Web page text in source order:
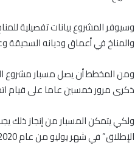
وسيوفر المشروع بيانات تفصيلية
والمناخ في أعماق وديانه
ذكرى مرور خمسين عاما على قيام
ولكي يتمكن المسبار من إنجاز ذلك
الإطلاق” في شهر يوليو من عام 2020..